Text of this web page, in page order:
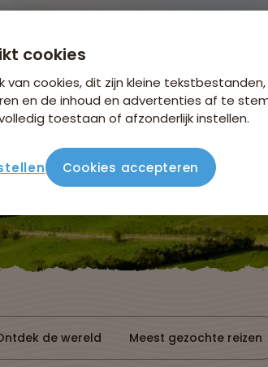
Reisperiode
de wereld Meest gezochte reizen
cookies
van cookies, dit zijn kleine
en de inhoud en advertenties af te
toestaan of afzonderlijk instellen.
Cookies accepteren